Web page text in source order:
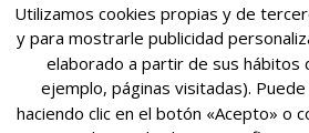
Utilizamos cookies propias y de
y para mostrarle publicidad
elaborado a partir de sus hábitos
ejemplo, páginas visitadas).
haciendo clic en el botón «Acepto» o